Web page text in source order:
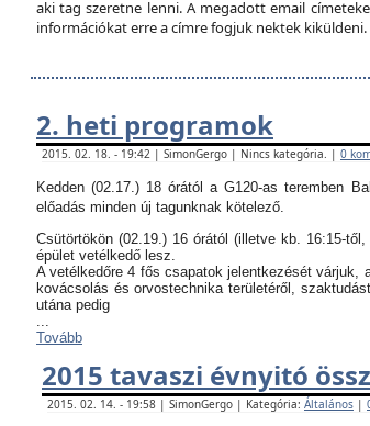
aki tag szeretne lenni. A megadott email
információkat erre a címre fogjuk nektek kiküldeni.
2. heti programok
2015. 02. 18. - 19:42 | SimonGergo | Nincs kategória. | 0
Kedden (02.17.) 18 órától a G120-as teremben
előadás minden új tagunknak kötelező.
Csütörtökön (02.19.) 16 órától (illetve kb. 16:15-
épület vetélkedő lesz.
A vetélkedőre 4 fős csapatok jelentkezését várjuk,
kovácsolás és orvostechnika területéről,
utána pedig
...
Tovább
2015 tavaszi évnyitó
2015. 02. 14. - 19:58 | SimonGergo | Kategória: Általános |